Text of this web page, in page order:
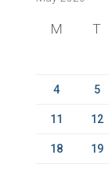
M T
4 5
11 12
18 19